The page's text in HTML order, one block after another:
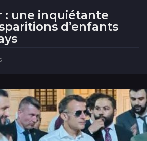
: une inquiétante
d’enfants
i
s